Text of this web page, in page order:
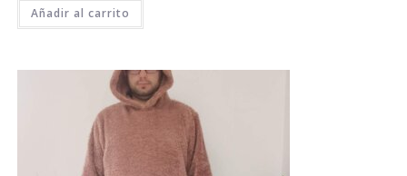
Añadir al carrito